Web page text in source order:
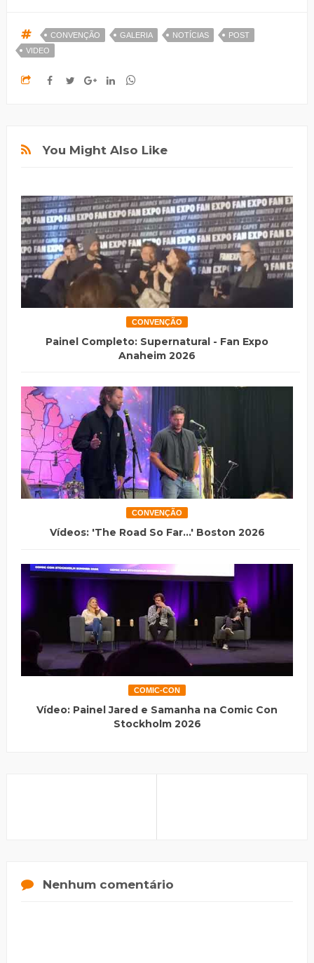
CONVENÇÃO GALERIA NOTÍCIAS
POST
VIDEO
You Might Also Like
CONVENÇÃO
Painel Completo: Supernatural - Fan Expo
Anaheim 2026
CONVENÇÃO
Vídeos: 'The Road So Far...' Boston 2026
COMIC-CON
Vídeo: Painel Jared e Samanha na Comic Con
Stockholm 2026
Nenhum comentário